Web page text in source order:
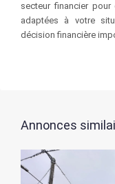
secteur financier
adaptées à votre
décision financière
Annonces